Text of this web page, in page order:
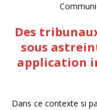
Des
sous
application
Dans ce contexte si